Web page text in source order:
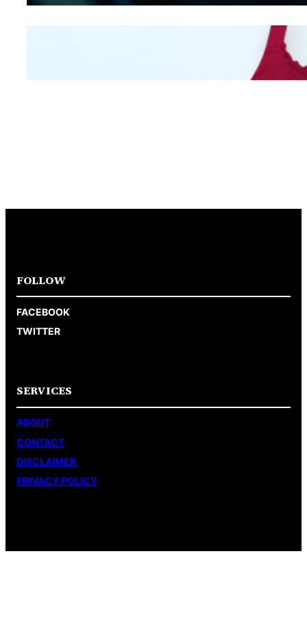
Mengintip Kepribadian
Wanita Dari Warna Bra
FOLLOW
FACEBOOK
TWITTER
SERVICES
ABOUT
CONTACT
DISCLAIMER
PRIVACY POLICY